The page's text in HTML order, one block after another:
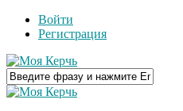
Войти
Регистрация